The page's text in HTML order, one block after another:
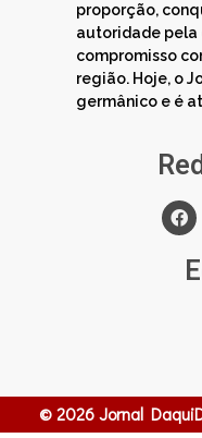
proporção,
autoridade
compromisso
região. Hoje, o
germânico e é
© 2026 Jornal